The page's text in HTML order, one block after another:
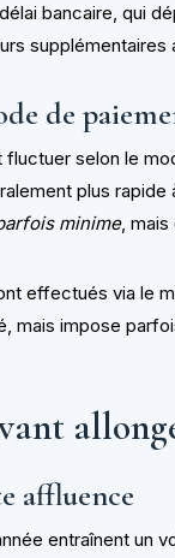
bancaire, qui
de
selon le
plus
minime,
effectués via le
mais impose
affluence
entraînent un